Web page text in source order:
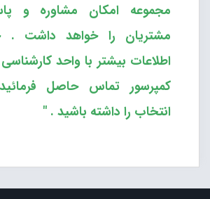
مجموعه امکان مشاوره و
مشتریان را خواهد
اطلاعات بیشتر با واحد
کمپرسور تماس حاصل
انتخاب را داشته باشید . "